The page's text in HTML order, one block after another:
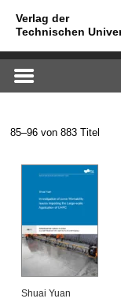
85–96 von 883 Titel
Shuai Yuan